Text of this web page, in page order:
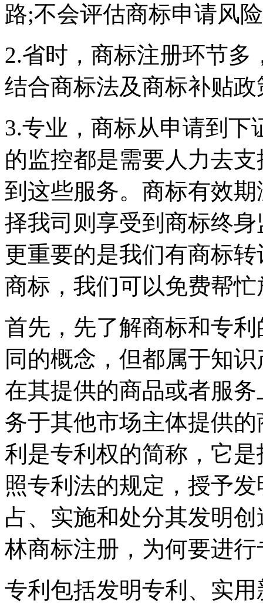
路;不会评估商标申请风
2.省时，商标注册环节
结合商标法及商标补贴
3.专业，商标从申请到
的监控都是需要人力去
到这些服务。商标有效
择我司则享受到商标终
更重要的是我们有商标
商标，我们可以免费帮
首先，先了解商标和专
同的概念，但都属于知
在其提供的商品或者服
务于其他市场主体提供
利是专利权的简称，它
照专利法的规定，授予
占、实施和处分其发明
林商标注册，为何要进
专利包括发明专利、实